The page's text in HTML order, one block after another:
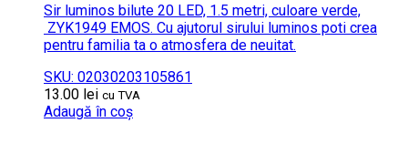
Sir luminos bilute 20 LED, 1.5 metri, culoare verde,
ZYK1949 EMOS. Cu ajutorul sirului luminos poti crea
pentru familia ta o atmosfera de neuitat.
SKU: 02030203105861
13.00 lei cu TVA
Adaugă în coș